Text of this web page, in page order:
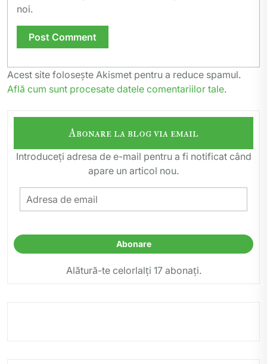
noi.
Acest site folosește Akismet pentru a reduce spamul.
Află cum sunt procesate datele comentariilor tale.
Abonare la blog via email
Introduceți adresa de e-mail pentru a fi notificat când
apare un articol nou.
Adresa
de
Abonare
Alătură-te celorlalți 17 abonați.